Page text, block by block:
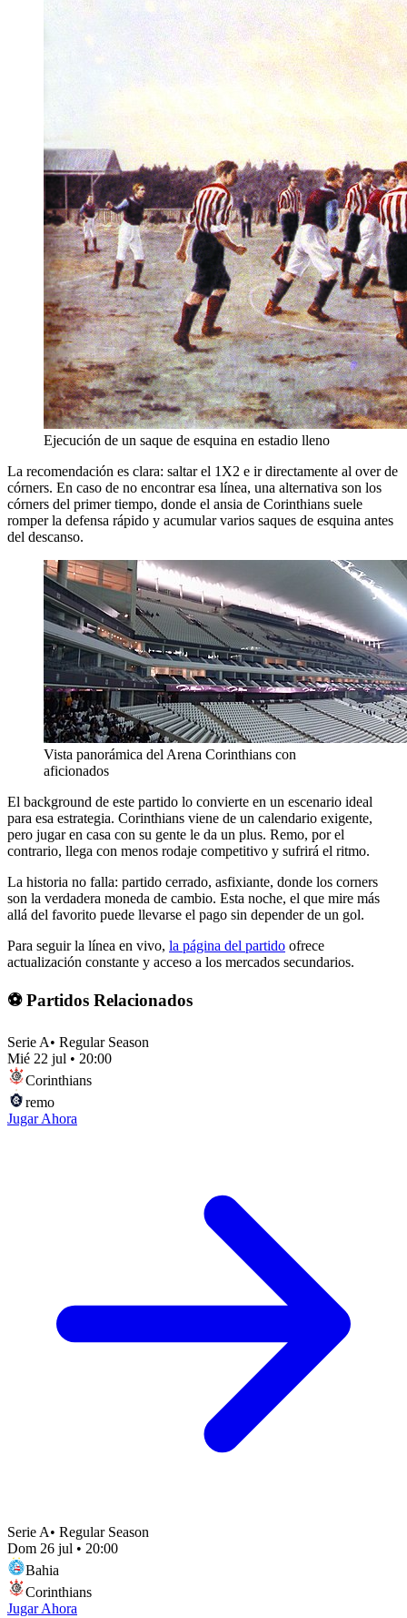
Ejecución de un saque de esquina en estadio lleno
La recomendación es clara: saltar el 1X2 e ir directamente al over de
córners. En caso de no encontrar esa línea, una alternativa son los
córners del primer tiempo, donde el ansia de Corinthians suele
romper la defensa rápido y acumular varios saques de esquina antes
del descanso.
Vista panorámica del Arena Corinthians con
aficionados
El background de este partido lo convierte en un escenario ideal
para esa estrategia. Corinthians viene de un calendario exigente,
pero jugar en casa con su gente le da un plus. Remo, por el
contrario, llega con menos rodaje competitivo y sufrirá el ritmo.
La historia no falla: partido cerrado, asfixiante, donde los corners
son la verdadera moneda de cambio. Esta noche, el que mire más
allá del favorito puede llevarse el pago sin depender de un gol.
Para seguir la línea en vivo, la página del partido ofrece
actualización constante y acceso a los mercados secundarios.
⚽ Partidos Relacionados
Serie A• Regular Season
Mié 22 jul • 20:00
Corinthians
remo
Jugar Ahora
Serie A• Regular Season
Dom 26 jul • 20:00
Bahia
Corinthians
Jugar Ahora